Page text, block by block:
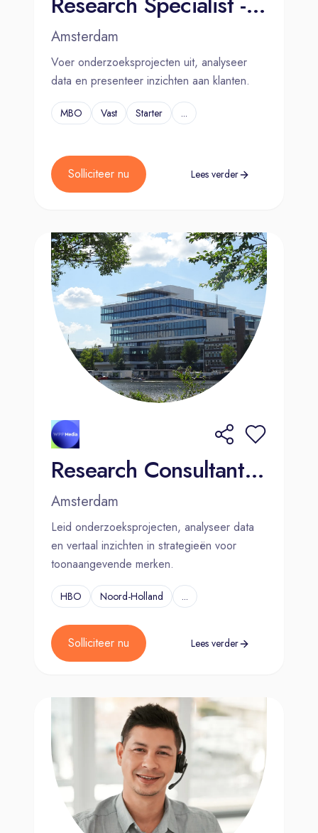
Amsterdam
Voer onderzoeksprojecten uit, analyseer
data en presenteer inzichten aan klanten.
MBO Vast Starter ...
Solliciteer nu Lees verder
Research Consultant - Amsterdam
Amsterdam
Leid onderzoeksprojecten, analyseer data
en vertaal inzichten in strategieën voor
toonaangevende merken.
HBO Noord-Holland ...
Solliciteer nu Lees verder